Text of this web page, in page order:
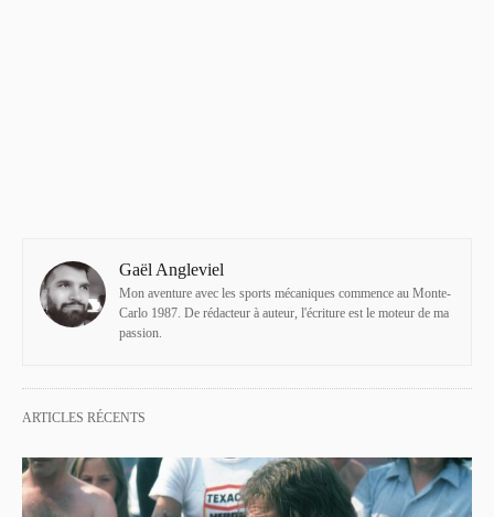
Gaël Angleviel
Mon aventure avec les sports mécaniques commence au Monte-
Carlo 1987. De rédacteur à auteur, l'écriture est le moteur de ma
passion.
ARTICLES RÉCENTS